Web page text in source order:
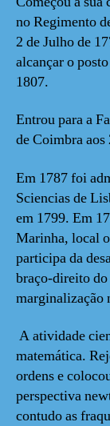
no Regimento
2 de Julho de
alcançar o
1807.
Entrou para a
de Coimbra aos
Em 1787 foi
Sciencias de
em 1799. Em
Marinha, local
participa da
braço-direito
marginalização
A atividade
matemática.
ordens e
perspectiva
contudo as